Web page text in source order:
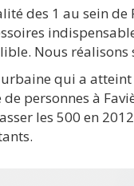
des 1 au sein
Nous réalisons
qui a
personnes à
les 500 en